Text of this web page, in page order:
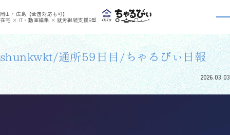
岡山・広島【全国対応も可】
在宅 × IT・動画編集 × 就労継続支援B型
利用者さんの日報 >
利用者さんの日報
shunkwkt/通所59日目/ちゃるびぃ日報
2026.03.03